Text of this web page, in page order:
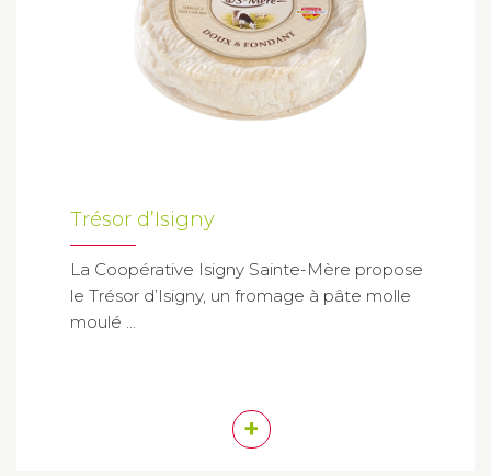
Trésor d’Isigny
La Coopérative Isigny Sainte-Mère propose
le Trésor d’Isigny, un fromage à pâte molle
moulé ...
+